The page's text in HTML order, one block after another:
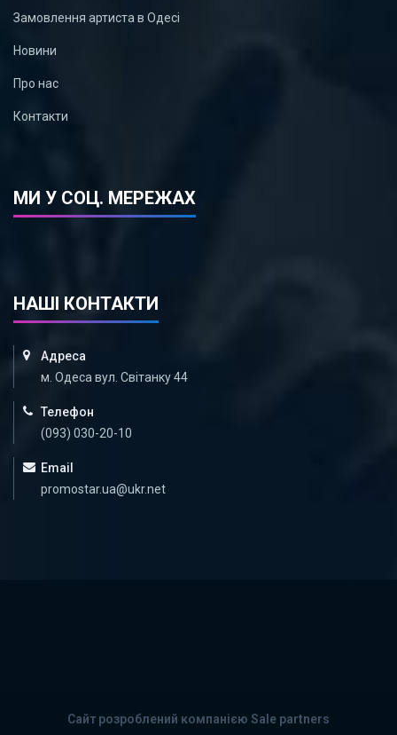
Замовлення артиста в Одесі
Новини
Про нас
Контакти
МИ У СОЦ. МЕРЕЖАХ
НАШІ КОНТАКТИ
Адреса
м. Одеса вул. Світанку 44
Телефон
(093) 030-20-10
Email
promostar.ua@ukr.net
Сайт розроблений компанією Sale partners